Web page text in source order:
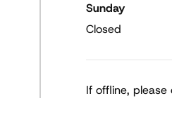
Sunday
Closed
If offline, please